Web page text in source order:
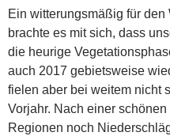
Ein witterungsmäßig für
brachte es mit sich, dass
die heurige
auch 2017 gebietsweise
fielen aber bei weitem nicht
Vorjahr. Nach einer
Regionen noch